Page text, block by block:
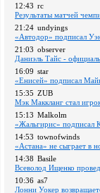
12:43 rc
Pезультаты матчей
21:24 undyings
«Автодор» подписал
21:03 observer
Даниэль Тайс -
16:09 star
«Енисей» подписал
15:35 ZUB
Мэк Маккланг стал
15:13 Malkolm
«Жальгирис» подписал
14:53 townofwinds
«Астана» не сыграет в
14:38 Basile
Всеволод Ищенко
10:36 as7
Лонни Уокер